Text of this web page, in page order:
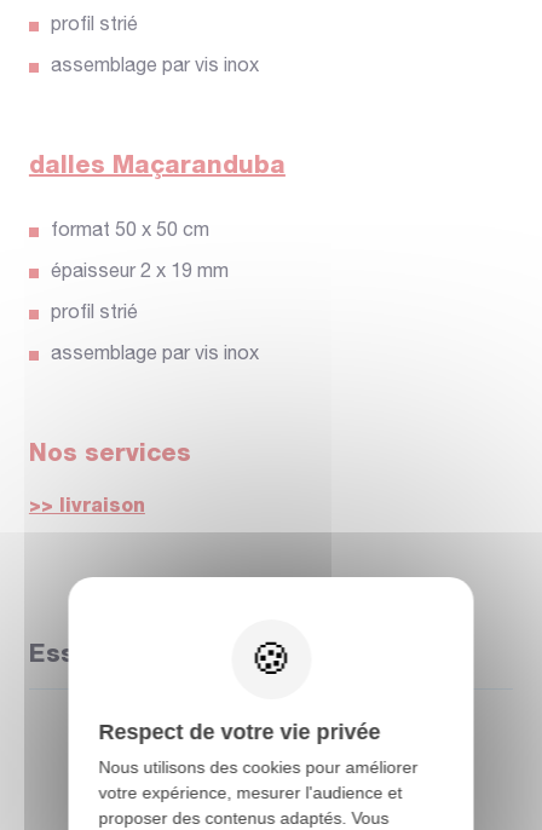
profil strié
assemblage par vis inox
dalles Maçaranduba
format 50 x 50 cm
épaisseur 2 x 19 mm
profil strié
assemblage par vis inox
Nos services
>> livraison
Essence
Retour à la catégorie
Respect de votre vie privée
Nous utilisons des cookies pour améliorer
votre expérience, mesurer l'audience et
proposer des contenus adaptés. Vous